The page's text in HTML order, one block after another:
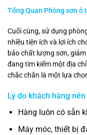
Tổng Quan Phòng sơn ô
Cuối cùng, sử dụng
nhiều tiện ích và lợi ích
bảo chất lượng sơn,
đang tìm kiếm một địa
chắc chắn là một lựa
Lý do khách hàng
Hàng luôn có sẵn
Máy móc, thiết bị